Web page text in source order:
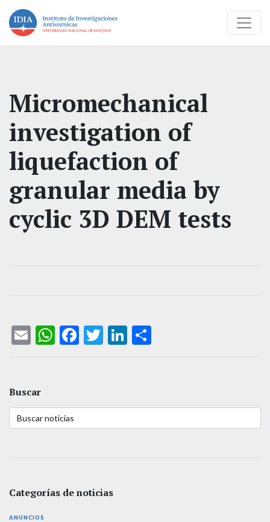
Micromechanical
investigation of
liquefaction of
granular media by
cyclic 3D DEM tests
EmailWhatsApp
Facebook
TwitterLinkedIn
Buscar
Categorías de noticias
ANUNCIOS